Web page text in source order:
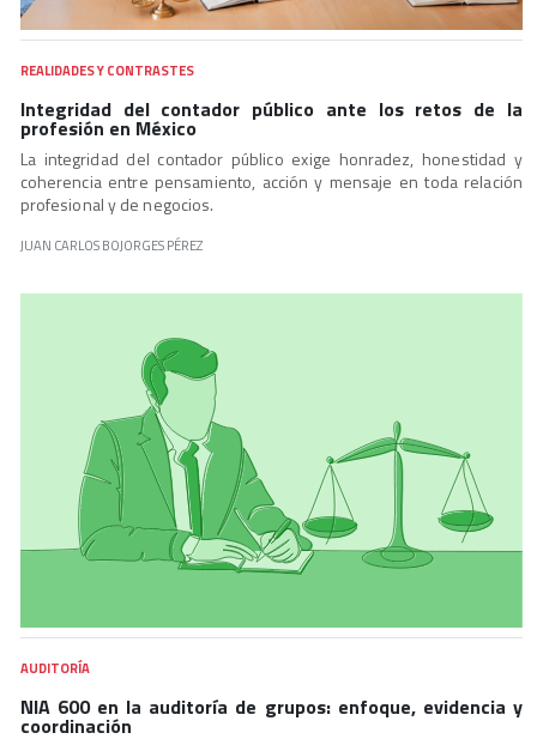
REALIDADES Y CONTRASTES
Integridad del contador público ante los retos de la
profesión en México
La integridad del contador público exige honradez, honestidad y
coherencia entre pensamiento, acción y mensaje en toda relación
profesional y de negocios.
JUAN CARLOS BOJORGES PÉREZ
AUDITORÍA
NIA 600 en la auditoría de grupos: enfoque, evidencia y
coordinación